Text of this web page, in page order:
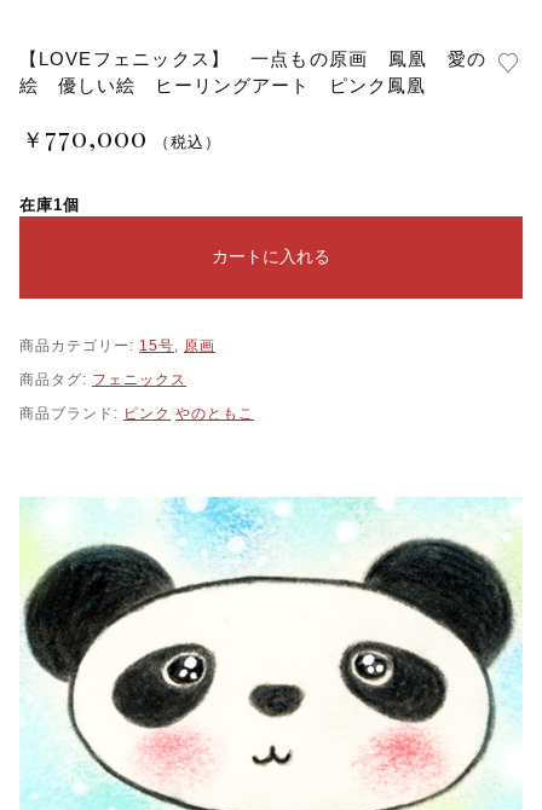
【LOVEフェニックス】 一点もの原画 鳳凰 愛の
絵 優しい絵 ヒーリングアート ピンク鳳凰
￥ 770,000 （税込）
在庫1個
カートに入れる
商品カテゴリー: 15号, 原画
商品タグ: フェニックス
商品ブランド: ピンク やのともこ